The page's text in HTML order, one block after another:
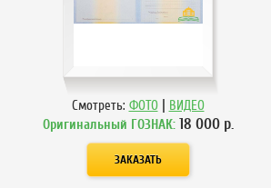
Смотреть: ФОТО | ВИДЕО
Оригинальный ГОЗНАК: 18 000р.